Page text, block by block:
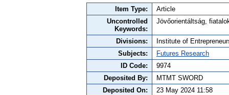
Item Type:
Article
Uncontrolled
Keywords:
Jövőorientáltság,
Divisions:
Institute of
Subjects:
Futures Research
ID Code:
9974
Deposited By:
MTMT SWORD
Deposited On:
23 May 2024 11:58